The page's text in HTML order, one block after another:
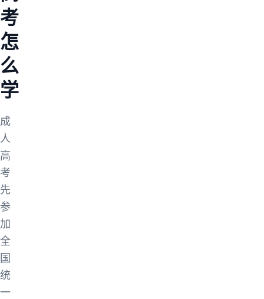
考
怎
么
学
成
人
高
考
先
参
加
全
国
统
一